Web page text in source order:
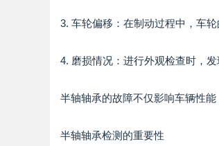
3. 车轮偏移：在制动过程中，车
4. 磨损情况：进行外观检查时，
半轴轴承的故障不仅影响车辆性
半轴轴承检测的重要性